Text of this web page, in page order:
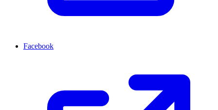
Facebook